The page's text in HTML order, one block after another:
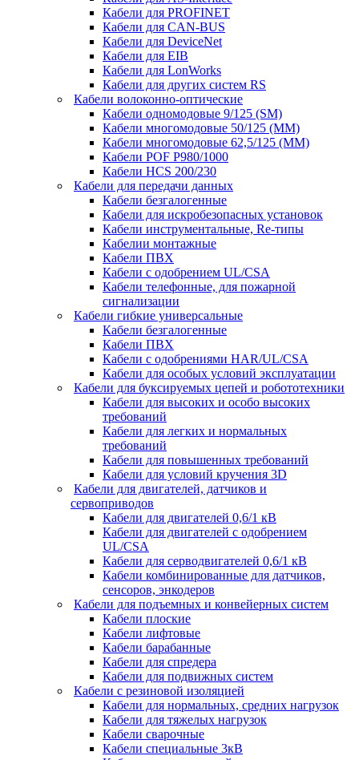
Кабели для PROFINET
Кабели для CAN-BUS
Кабели для DeviceNet
Кабели для EIB
Кабели для LonWorks
Кабели для других систем RS
Кабели волоконно-оптические
Кабели одномодовые 9/125 (SM)
Кабели многомодовые 50/125 (ММ)
Кабели многомодовые 62,5/125 (ММ)
Кабели POF P980/1000
Кабели HCS 200/230
Кабели для передачи данных
Кабели безгалогенные
Кабели для искробезопасных установок
Кабели инструментальные, Re-типы
Кабелии монтажные
Кабели ПВХ
Кабели с одобрением UL/CSA
Кабели телефонные, для пожарной
сигнализации
Кабели гибкие универсальные
Кабели безгалогенные
Кабели ПВХ
Кабели с одобрениями HAR/UL/CSA
Кабели для особых условий эксплуатации
Кабели для буксируемых цепей и робототехники
Кабели для высоких и особо высоких
требований
Кабели для легких и нормальных
требований
Кабели для повышенных требований
Кабели для условий кручения 3D
Кабели для двигателей, датчиков и
сервоприводов
Кабели для двигателей 0,6/1 кВ
Кабели для двигателей с одобрением
UL/CSA
Кабели для серводвигателей 0,6/1 кВ
Кабели комбинированные для датчиков,
cенсоров, энкодеров
Кабели для подъемных и конвейерных систем
Кабели плоские
Кабели лифтовые
Кабели барабанные
Кабели для спредера
Кабели для подвижных систем
Кабели с резиновой изоляцией
Кабели для нормальных, средних нагрузок
Кабели для тяжелых нагрузок
Кабели сварочные
Кабели специальные 3кВ